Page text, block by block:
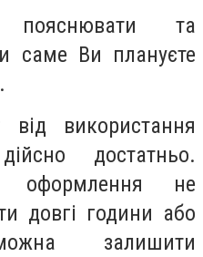
та
саме Ви плануєте
використання
достатньо.
оформлення не
довгі години або
залишити